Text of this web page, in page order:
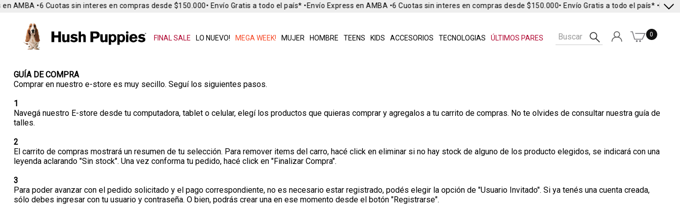
FINAL SALE LO NUEVO! MEGA WEEK! MUJER HOMBRE TEENS KIDS ACCESORIOS TECNOLOGIAS ÚLTIMOS PARES
AMBA • 6 Cuotas sin interes en compras desde $150.000• Envío Gratis a todo el país* • Envío Express en AMBA • 6 Cuotas sin interes en compras desde $150.000• Envío Gratis a todo el país* • Envío
0
GUÍA DE COMPRA
Comprar en nuestro e-store es muy secillo. Seguí los siguientes pasos.
1
Navegá nuestro E-store desde tu computadora, tablet o celular, elegí los productos que quieras comprar y agregalos a tu carrito de compras. No te olvides de consultar nuestra guía de
talles.
2
El carrito de compras mostrará un resumen de tu selección. Para remover items del carro, hacé click en eliminar si no hay stock de alguno de los producto elegidos, se indicará con una
leyenda aclarando "Sin stock". Una vez conforma tu pedido, hacé click en "Finalizar Compra".
3
Para poder avanzar con el pedido solicitado y el pago correspondiente, no es necesario estar registrado, podés elegir la opción de "Usuario Invitado". Si ya tenés una cuenta creada,
sólo debes ingresar con tu usuario y contraseña. O bien, podrás crear una en ese momento desde el botón "Registrarse".